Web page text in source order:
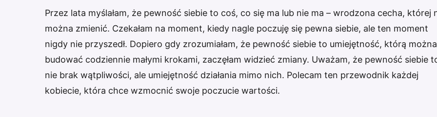
Przez lata myślałam, że pewność siebie to coś, co się ma lub nie ma – wrodzona cecha, której
można zmienić. Czekałam na moment, kiedy nagle poczuję się pewna siebie, ale ten moment
nigdy nie przyszedł. Dopiero gdy zrozumiałam, że pewność siebie to umiejętność, którą można
budować codziennie małymi krokami, zaczęłam widzieć zmiany. Uważam, że pewność siebie
nie brak wątpliwości, ale umiejętność działania mimo nich. Polecam ten przewodnik każdej
kobiecie, która chce wzmocnić swoje poczucie wartości.